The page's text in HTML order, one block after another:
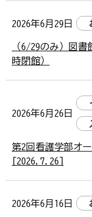
2026年6月29日
（6/29のみ）図
時閉館）
2026年6月26日
第2回看護学部オ
[2026.7.26]
2026年6月16日